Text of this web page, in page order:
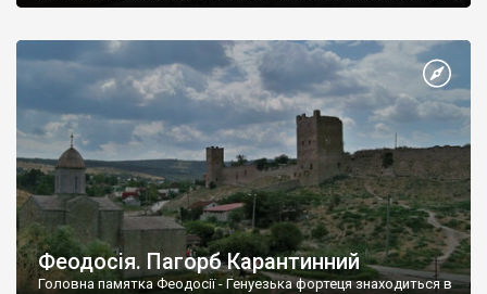
Феодосія. Пагорб Карантинний
Головна памятка Феодосії - Генуезька фортеця знаходиться в